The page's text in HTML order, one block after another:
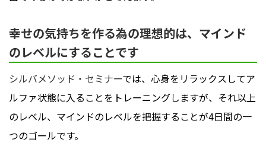
幸せの気持ちを作る為の理想的は、マインド
のレベルにすることです
シルバメソッド・セミナーでは、心身をリラックスしてア
ルファ状態に入ることをトレーニングしますが、それ以上
のレベル、マインドのレベルを把握することが4日間の一
つのゴールです。